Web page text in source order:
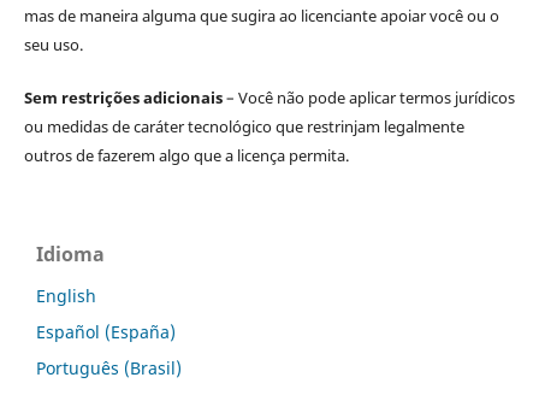
mas de maneira alguma que sugira ao licenciante apoiar você ou o
seu uso.
Sem restrições adicionais– Você não pode aplicar termos jurídicos
ou medidas de caráter tecnológico que restrinjam legalmente
outros de fazerem algo que a licença permita.
Idioma
English
Español (España)
Português (Brasil)